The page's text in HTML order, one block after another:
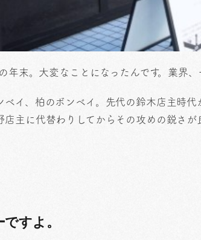
年末。大変なことになったんです。業界、
ベイ、柏のボンベイ。先代の鈴木店主時
店主に代替わりしてからその攻めの鋭さが
すよ。